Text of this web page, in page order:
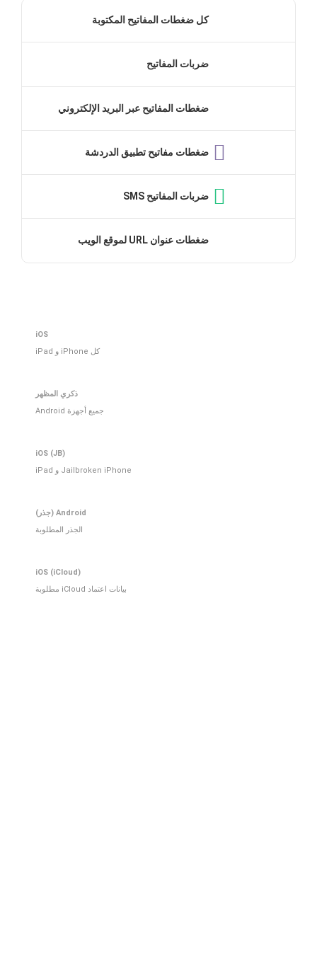
كل ضغطات المفاتيح المكتوبة
ضربات المفاتيح
ضغطات المفاتيح عبر البريد الإلكتروني
ضغطات مفاتيح تطبيق الدردشة
ضربات المفاتيح SMS
ضغطات عنوان URL لموقع الويب
iOS
كل iPhone و iPad
ذكري المظهر
جميع أجهزة Android
iOS (JB)
Jailbroken iPhone و iPad
Android (جذر)
الجذر المطلوبة
iOS (iCloud)
بيانات اعتماد iCloud مطلوبة